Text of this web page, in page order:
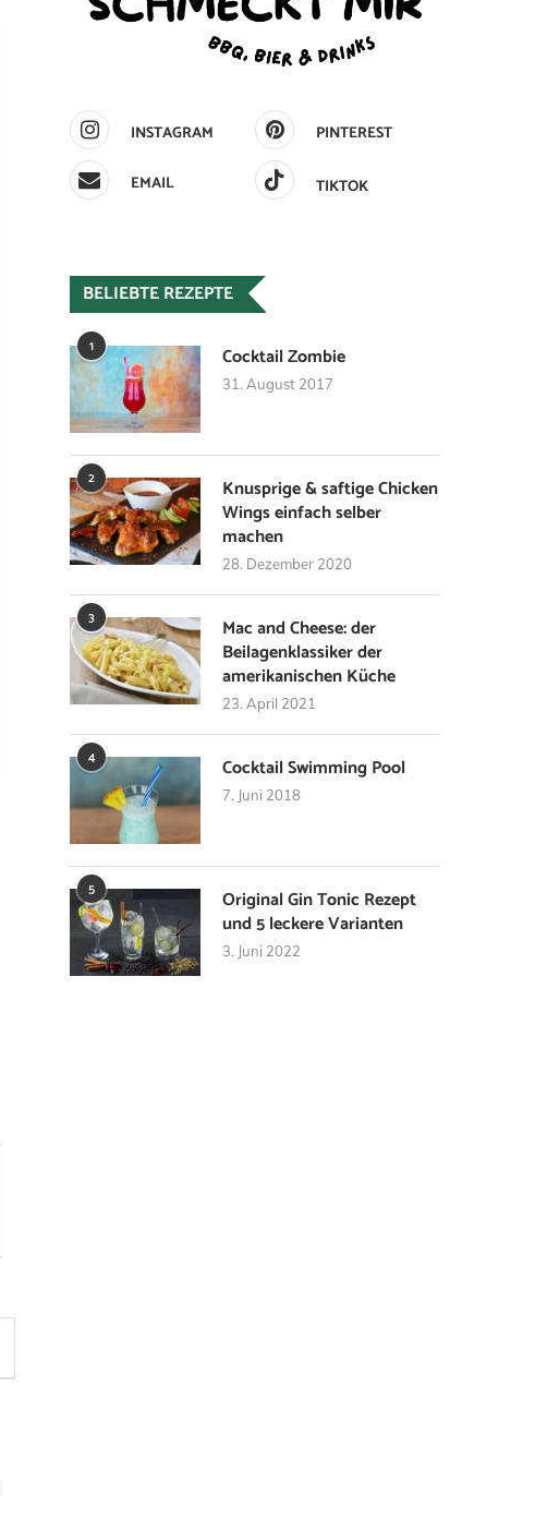
INSTAGRAM
PINTEREST
EMAIL
TIKTOK
BELIEBTE REZEPTE
1 Cocktail Zombie
31. August 2017
2
Knusprige & saftige Chicken
Wings einfach selber
machen
28. Dezember 2020
3
Mac and Cheese: der
Beilagenklassiker der
amerikanischen Küche
23. April 2021
4 Cocktail Swimming Pool
7. Juni 2018
5
Original Gin Tonic Rezept
und 5 leckere Varianten
3. Juni 2022